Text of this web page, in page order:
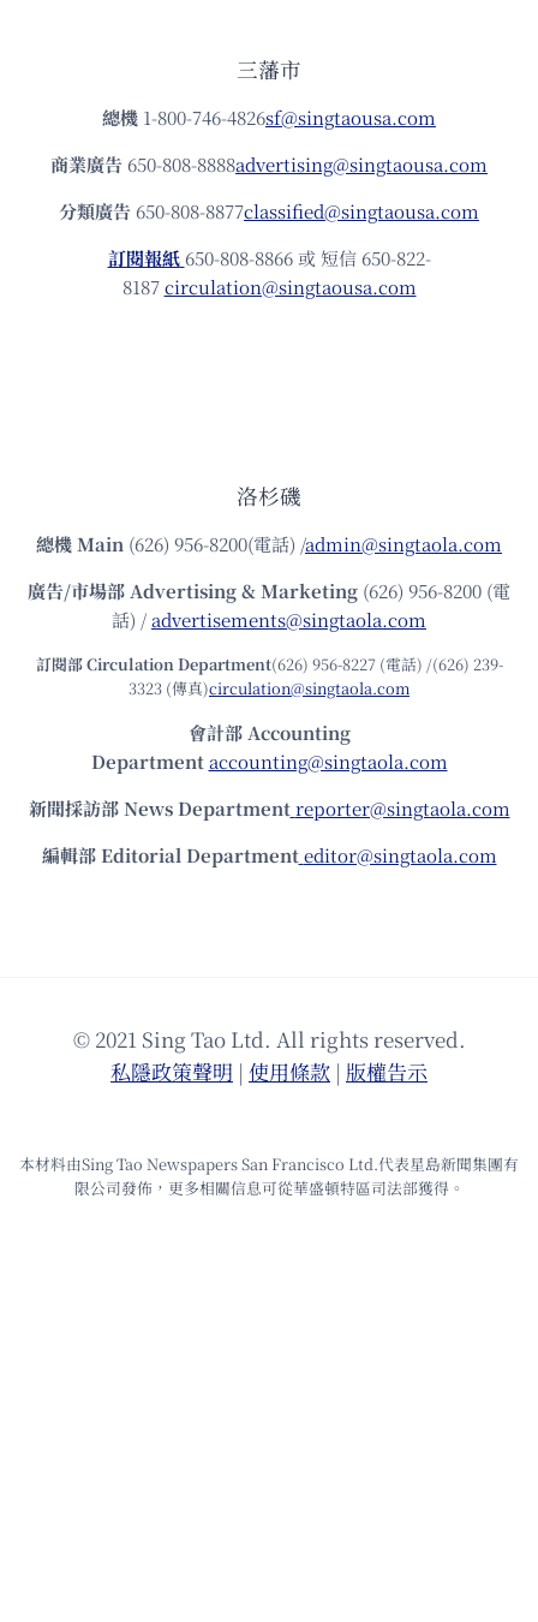
三藩市
總機 1-800-746-4826sf@singtaousa.com
商業廣告 650-808-8888advertising@singtaousa.com
分類廣告 650-808-8877classified@singtaousa.com
訂閱報紙 650-808-8866 或 短信 650-822-
8187circulation@singtaousa.com
洛杉磯
總機Main (626) 956-8200(電話) /admin@singtaola.com
廣告/市場部Advertising & Marketing (626) 956-8200 (電
話) /advertisements@singtaola.com
訂閱部 Circulation Department(626) 956-8227 (電話) /(626) 239-
3323 (傳真)circulation@singtaola.com
會計部 Accounting
Department accounting@singtaola.com
新聞採訪部 News Department reporter@singtaola.com
編輯部 Editorial Department editor@singtaola.com
© 2021 Sing Tao Ltd. All rights reserved.
私隱政策聲明 | 使⽤條款 | 版權告⽰
本材料由Sing Tao Newspapers San Francisco Ltd.代表星島新聞集團有
限公司發佈，更多相關信息可從華盛頓特區司法部獲得。